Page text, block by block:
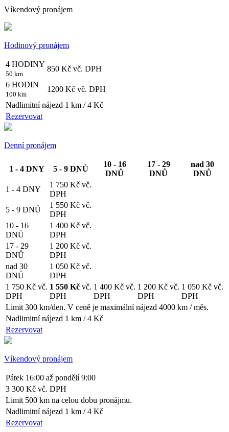
Víkendový pronájem
Hodinový pronájem
4 HODINY
50 km
850 Kč vč. DPH
6 HODIN
100 km
1200 Kč vč. DPH
Nadlimitní nájezd 1 km / 4 Kč
Rezervovat
Denní pronájem
1 - 4 DNY 5 - 9 DNŮ
10 - 16
DNŮ
17 - 29
DNŮ
nad 30
DNŮ
1 - 4 DNY
1 750 Kč vč.
DPH
5 - 9 DNŮ
1 550 Kč vč.
DPH
10 - 16
DNŮ
1 400 Kč vč.
DPH
17 - 29
DNŮ
1 200 Kč vč.
DPH
nad 30
DNŮ
1 050 Kč vč.
DPH
1 750 Kč vč.
DPH
1 550 Kč vč.
DPH
1 400 Kč vč.
DPH
1 200 Kč vč.
DPH
1 050 Kč vč.
DPH
Limit 300 km/den. V ceně je maximální nájezd 4000 km / měs.
Nadlimitní nájezd 1 km / 4 Kč
Rezervovat
Víkendový pronájem
Pátek 16:00 až pondělí 9:00
3 300 Kč vč. DPH
Limit 500 km na celou dobu pronájmu.
Nadlimitní nájezd 1 km / 4 Kč
Rezervovat